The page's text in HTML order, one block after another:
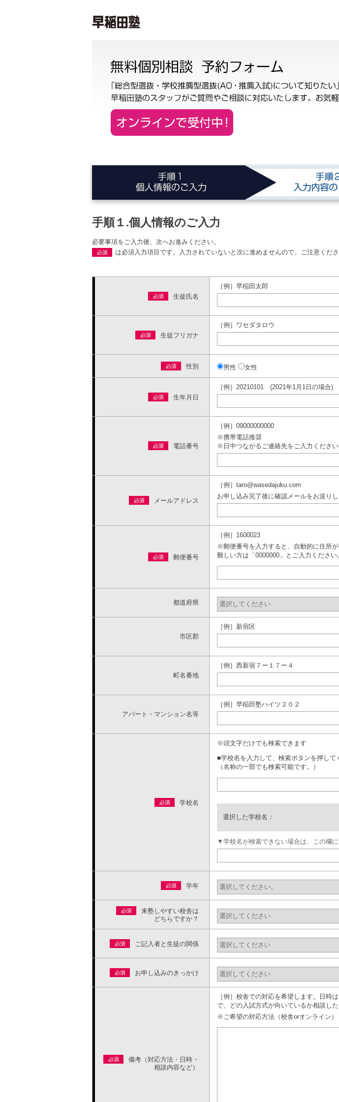
手順１.個人情報のご入力
必要事項をご入力後、次へお進みください。
は必須入力項目です。入力されていないと次に進めませんので、ご注意くださ
生徒氏名
［例］早稲田太郎
生徒フリガナ
［例］ワセダタロウ
性別 男性 女性
生年月日
［例］20210101 (2021年1月1日の場合)
電話番号
［例］09000000000
※携帯電話推奨
※日中つながるご連絡先をご入力ください
メールアドレス
［例］taro@wasedajuku.com
お申し込み完了後に確認メールをお送り
郵便番号
［例］1600023
※郵便番号を入力すると、自動的に住所
難しい方は「0000000」とご入力ください
都道府県
市区郡
［例］新宿区
町名番地
［例］西新宿７ー１７ー４
アパート・マンション名等
［例］早稲田塾ハイツ２０２
学校名
※頭文字だけでも検索できます
■学校名を入力して、検索ボタンを押して
（名称の一部でも検索可能です。）
選択した学校名：
▼学校名が検索できない場合は、この欄に
学年
来塾しやすい校舎は
どちらですか？
ご記入者と生徒の関係
お申し込みのきっかけ
備考（対応方法・日時・
相談内容など）
［例］校舎での対応を希望します。日時
で、どの入試方式が向いているか相談した
※ご希望の対応方法（校舎orオンライン）